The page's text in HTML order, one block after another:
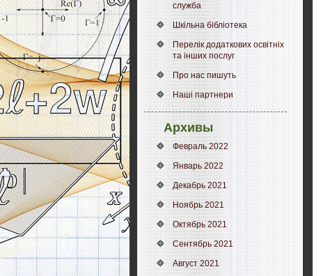
служба
Шкільна бібліотека
Перелік додаткових освітніх
та інших послуг
Про нас пишуть
Наші партнери
Архивы
Февраль 2022
Январь 2022
Декабрь 2021
Ноябрь 2021
Октябрь 2021
Сентябрь 2021
Август 2021